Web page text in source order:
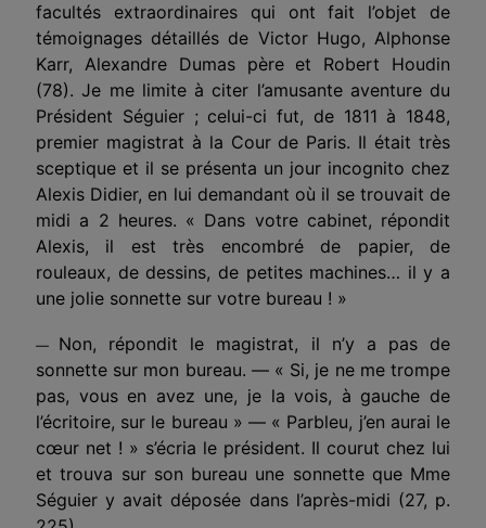
facultés extraordinaires qui ont fait l’objet de
témoignages détaillés de Victor Hugo, Alphonse
Karr, Alexandre Dumas père et Robert Houdin
(78). Je me limite à citer l’amusante aventure du
Président Séguier ; celui-ci fut, de 1811 à 1848,
premier magistrat à la Cour de Paris. Il était très
sceptique et il se présenta un jour incognito chez
Alexis Didier, en lui demandant où il se trouvait de
midi a 2 heures. « Dans votre cabinet, répondit
Alexis, il est très encombré de papier, de
rouleaux, de dessins, de petites machines… il y a
une jolie sonnette sur votre bureau ! »
— Non, répondit le magistrat, il n’y a pas de
sonnette sur mon bureau. — « Si, je ne me trompe
pas, vous en avez une, je la vois, à gauche de
l’écritoire, sur le bureau » — « Parbleu, j’en aurai le
cœur net ! » s’écria le président. Il courut chez lui
et trouva sur son bureau une sonnette que Mme
Séguier y avait déposée dans l’après-midi (27, p.